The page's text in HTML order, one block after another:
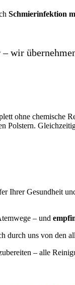
Schmierinfektion
wir
ohne chemische
Polstern.
Ihrer Gesundheit
– und
durch uns von den
– alle